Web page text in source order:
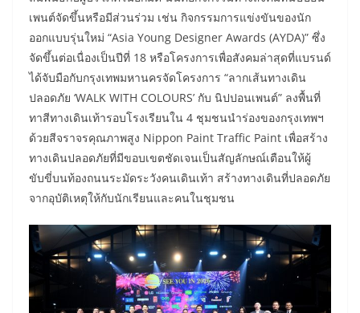
เพนต์จัดขึ้นหรือมีส่วนร่วม เช่น กิจกรรมการแข่งขันของนัก
ออกแบบรุ่นใหม่ “Asia Young Designer Awards (AYDA)” ซึ่ง
จัดขึ้นต่อเนื่องเป็นปีที่ 18 หรือโครงการเพื่อสังคมล่าสุดที่แบรนด์
ได้จับมือกับกรุงเทพมหานครจัดโครงการ “ลากเส้นทางเดิน
ปลอดภัย ‘WALK WITH COLOURS’ กับ นิปปอนเพนต์” ลงพื้นที่
ทาสีทางเดินเท้ารอบโรงเรียนใน 4 ชุมชนนำร่องของกรุงเทพฯ
ด้วยสีจราจรคุณภาพสูง Nippon Paint Traffic Paint เพื่อสร้าง
ทางเดินปลอดภัยที่มีขอบเขตชัดเจนเป็นสัญลักษณ์เตือนให้ผู้
ขับขี่บนท้องถนนระมัดระวังคนเดินเท้า สร้างทางเดินที่ปลอดภัย
จากอุบัติเหตุให้กับนักเรียนและคนในชุมชน